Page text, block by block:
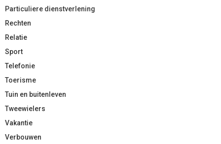
Particuliere dienstverlening
Rechten
Relatie
Sport
Telefonie
Toerisme
Tuin en buitenleven
Tweewielers
Vakantie
Verbouwen